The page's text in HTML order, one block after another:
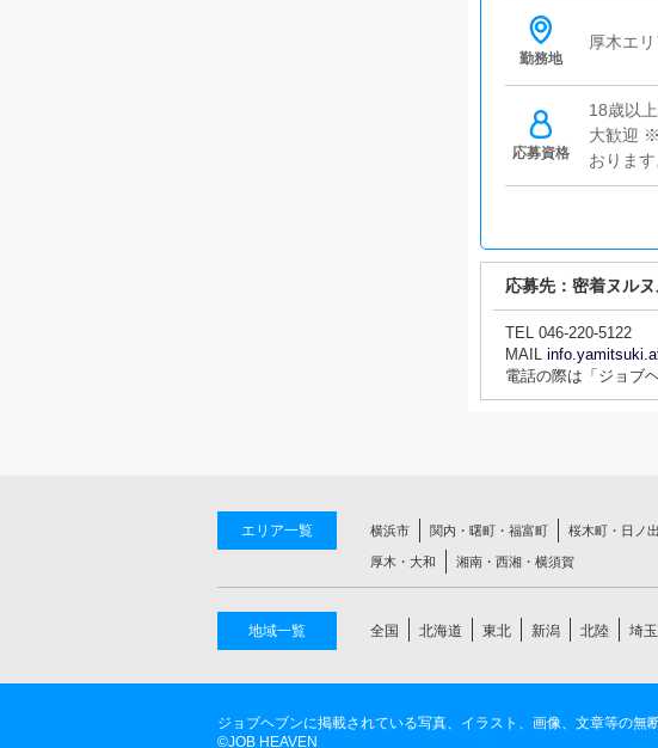
勤務地
厚木エ
応募資格
18歳以
大歓迎
おりま
応募先： 密着ヌル
TEL 046-220-5122
MAIL
電話の際は「ジョブ
エリア一覧 横浜市 関内・曙町・福富町 桜木町・日ノ
厚木・大和 湘南・西湘・横須賀
地域一覧 全国 北海道 東北 新潟 北陸 埼玉
ジョブヘブンに掲載されている写真、イラスト、画像、文章等の無
©JOB HEAVEN